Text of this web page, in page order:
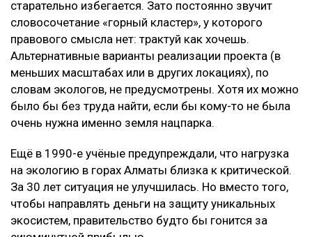
старательно избегается. Зато постоянно звучит
словосочетание «горный кластер», у которого
правового смысла нет: трактуй как хочешь.
Альтернативные варианты реализации проекта (в
меньших масштабах или в других локациях), по
словам экологов, не предусмотрены. Хотя их можно
было бы без труда найти, если бы кому-то не была
очень нужна именно земля нацпарка.
Ещё в 1990-е учёные предупреждали, что нагрузка
на экологию в горах Алматы близка к критической.
За 30 лет ситуация не улучшилась. Но вместо того,
чтобы направлять деньги на защиту уникальных
экосистем, правительство будто бы гонится за